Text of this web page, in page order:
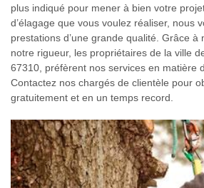
plus indiqué pour mener à bien votre
d’élagage que vous voulez réaliser, nous
prestations d’une grande qualité. Grâce à
notre rigueur, les propriétaires de la ville
67310, préfèrent nos services en matière
Contactez nos chargés de clientèle pour
gratuitement et en un temps record.